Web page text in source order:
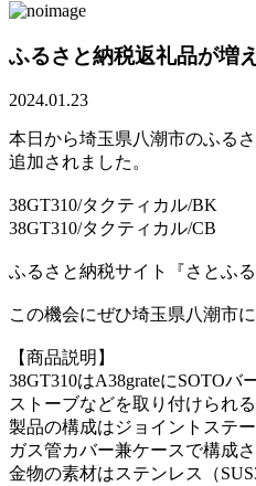
ふるさと納税返礼品が増
2024.01.23
本日から埼玉県八潮市のふる
追加されました。
38GT310/タクティカル/BK
38GT310/タクティカル/CB
ふるさと納税サイト『さとふ
この機会にぜひ埼玉県八潮市
【商品説明】
38GT310はA38grateにSOTO
ストーブなどを取り付けられ
製品の構成はジョイントステ
ガス管カバー兼ケースで構成さ
金物の素材はステンレス（